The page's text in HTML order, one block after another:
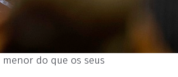
do que os seus